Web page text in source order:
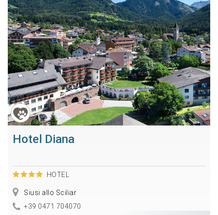
Hotel Diana
HOTEL
Siusi allo Sciliar
+39 0471 704070